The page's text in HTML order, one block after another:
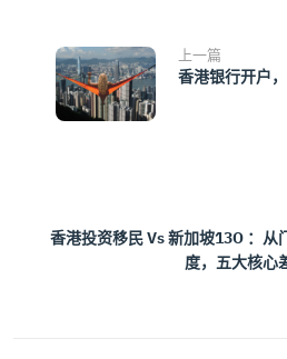
上一篇
香港银行开户
香港投资移民 Vs 新加坡13O ：从
度，五大核心